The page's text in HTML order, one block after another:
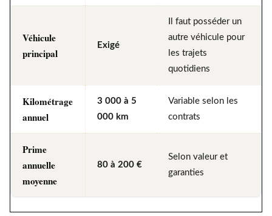
Véhicule
principal
Exigé
Il faut posséder un
autre véhicule pour
les trajets
quotidiens
Kilométrage
annuel
3 000 à 5
000 km
Variable selon les
contrats
Prime
annuelle
moyenne
80 à 200 €
Selon valeur et
garanties